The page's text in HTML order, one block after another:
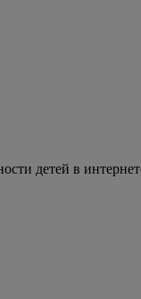
детей в